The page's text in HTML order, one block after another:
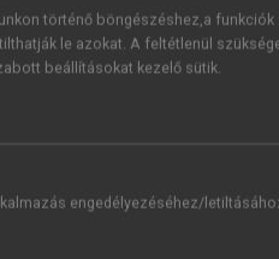
Amennyiben a
rendelkezésre, melyekkel a
történő böngészéshez,a funkciók
le azokat. A feltétlenül
beállításokat kezelő sütik.
engedélyezéséhez/